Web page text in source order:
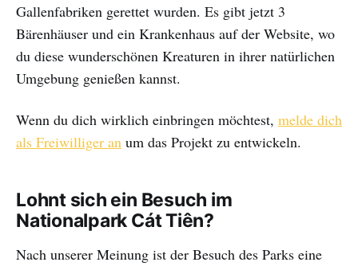
Gallenfabriken gerettet wurden. Es gibt jetzt 3
Bärenhäuser und ein Krankenhaus auf der Website, wo
du diese wunderschönen Kreaturen in ihrer natürlichen
Umgebung genießen kannst.
Wenn du dich wirklich einbringen möchtest, melde dich
als Freiwilliger an um das Projekt zu entwickeln.
Lohnt sich ein Besuch im
Nationalpark Cát Tiên?
Nach unserer Meinung ist der Besuch des Parks eine